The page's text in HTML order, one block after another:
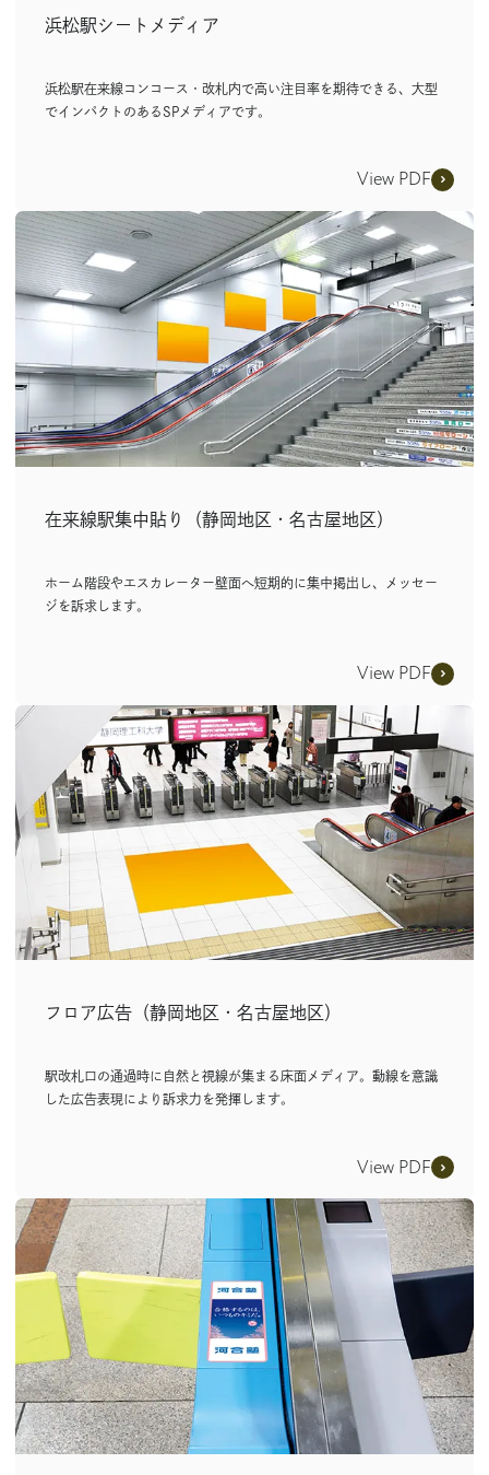
浜松駅シートメディア
浜松駅在来線コンコース・改札内で高い注目率を期待できる、大型
でインパクトのあるSPメディアです。
View PDF
在来線駅集中貼り（静岡地区・名古屋地区）
ホーム階段やエスカレーター壁面へ短期的に集中掲出し、メッセー
ジを訴求します。
View PDF
フロア広告（静岡地区・名古屋地区）
駅改札口の通過時に自然と視線が集まる床面メディア。動線を意識
した広告表現により訴求力を発揮します。
View PDF